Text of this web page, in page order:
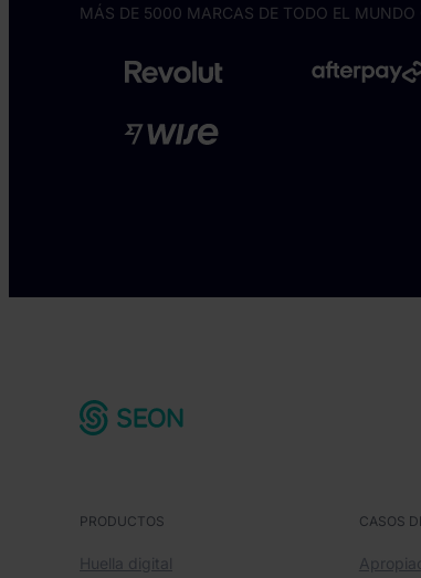
MÁS DE 5000 MARCAS DE TODO EL
PRODUCTOS
Huella digital
CASOS